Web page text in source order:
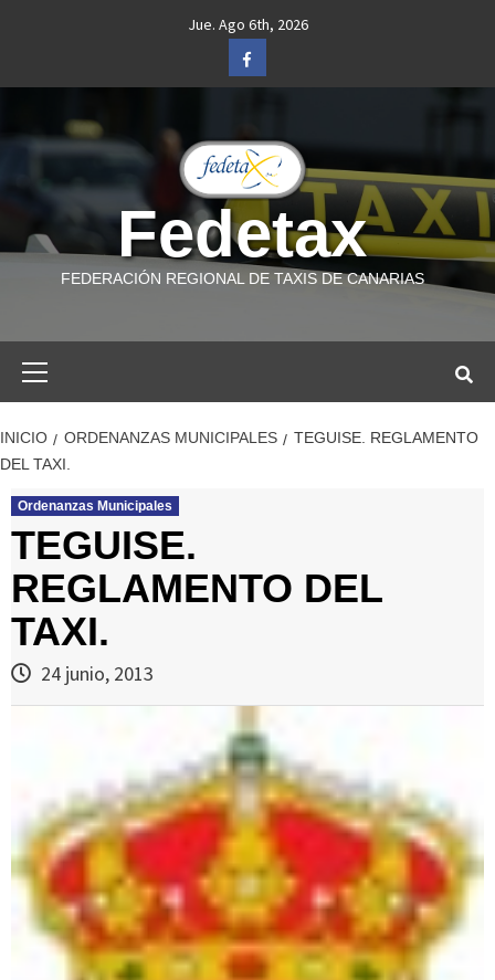
Jue. Ago 6th, 2026
Facebook
Fedetax
FEDERACIÓN REGIONAL DE TAXIS DE CANARIAS
INICIO ORDENANZAS MUNICIPALES
TEGUISE. REGLAMENTO
DEL TAXI.
Ordenanzas Municipales
TEGUISE.
REGLAMENTO DEL
TAXI.
24 junio, 2013